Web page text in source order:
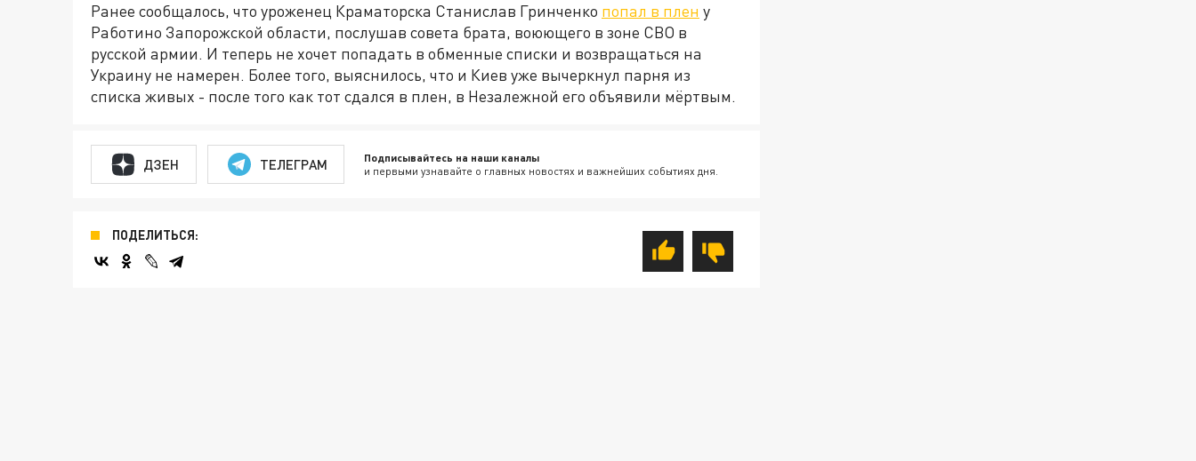
Ранее сообщалось, что уроженец Краматорска Станислав Гринченко попал в плен у
Работино Запорожской области, послушав совета брата, воюющего в зоне СВО в
русской армии. И теперь не хочет попадать в обменные списки и возвращаться на
Украину не намерен. Более того, выяснилось, что и Киев уже вычеркнул парня из
списка живых - после того как тот сдался в плен, в Незалежной его объявили мёртвым.
ДЗЕН ТЕЛЕГРАМ Подписывайтесь на наши каналы
и первыми узнавайте о главных новостях и важнейших событиях дня.
ПОДЕЛИТЬСЯ: